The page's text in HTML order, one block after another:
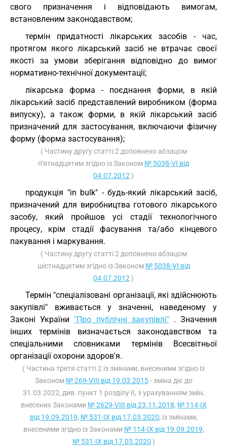
свого призначення і відповідають вимогам,
встановленим законодавством;
термін придатності лікарських засобів - час,
протягом якого лікарський засіб не втрачає своєї
якості за умови зберігання відповідно до вимог
нормативно-технічної документації;
лікарська форма - поєднання форми, в якій
лікарський засіб представлений виробником (форма
випуску), а також форми, в якій лікарський засіб
призначений для застосування, включаючи фізичну
форму (форма застосування);
( Частину другу статті 2 доповнено абзацом
п'ятнадцятим згідно із Законом № 5038-VI від
04.07.2012 )
продукція "in bulk" - будь-який лікарський засіб,
призначений для виробництва готового лікарського
засобу, який пройшов усі стадії технологічного
процесу, крім стадії фасування та/або кінцевого
пакування і маркування.
( Частину другу статті 2 доповнено абзацом
шістнадцятим згідно із Законом № 5038-VI від
04.07.2012 )
Термін "спеціалізовані організації, які здійснюють
закупівлі" вживається у значенні, наведеному у
Законі України "Про публічні закупівлі". Значення
інших термінів визначається законодавством та
спеціальними словниками термінів Всесвітньої
організації охорони здоров'я.
( Частина третя статті 2 із змінами, внесеними згідно із
Законом № 269-VIII від 19.03.2015- зміна діє до
31.03.2022, див. пункт 1 розділу II, з урахуванням змін,
внесених Законами № 2629-VIII від 23.11.2018, № 114-IX
від 19.09.2019, № 531-IX від 17.03.2020; із змінами,
внесеними згідно із Законами № 114-IX від 19.09.2019,
№ 531-IX від 17.03.2020 )